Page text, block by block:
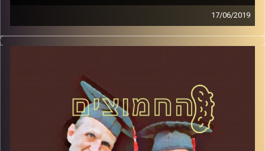
17/06/2019
פרופסור בועז בן-דוד ופרופסור גלעד הירשברגר
קרדיט תמונות:AudioVersity